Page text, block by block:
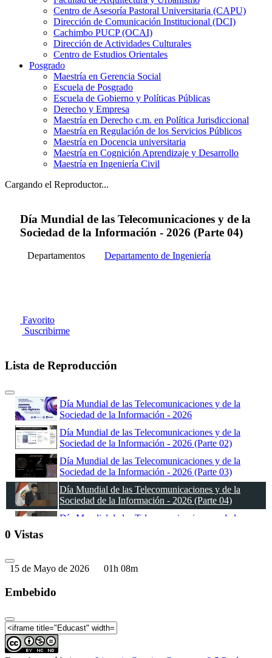
Centro de Asesoría Pastoral Universitaria (CAPU)
Dirección de Comunicación Institucional (DCI)
Cachimbo PUCP (OCAI)
Dirección de Actividades Culturales
Centro de Estudios Orientales
Posgrado
Maestría en Gerencia Social
Escuela de Posgrado
Escuela de Gobierno y Políticas Públicas
Derecho y Empresa
Maestría en Derecho c.m. en Política Jurisdiccional
Maestría en Regulación de los Servicios Públicos
Maestría en Docencia universitaria
Maestría en Cognición Aprendizaje y Desarrollo
Maestría en Ingeniería Civil
Cargando el Reproductor...
Día Mundial de las Telecomunicaciones y de la
Sociedad de la Información - 2026 (Parte 04)
Departamentos Departamento de Ingeniería
Favorito
Suscribirme
Lista de Reproducción
Día Mundial de las Telecomunicaciones y de la
Sociedad de la Información - 2026
Día Mundial de las Telecomunicaciones y de la
Sociedad de la Información - 2026 (Parte 02)
Día Mundial de las Telecomunicaciones y de la
Sociedad de la Información - 2026 (Parte 03)
Día Mundial de las Telecomunicaciones y de la
Sociedad de la Información - 2026 (Parte 04)
Día Mundial de las Telecomunicaciones y de la
Día Mundial de las Telecomunicaciones y de la
0 Vistas
15 de Mayo de 2026 01h 08m
Embebido